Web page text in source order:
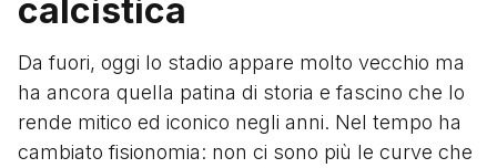
calcistica
Da fuori, oggi lo stadio appare molto vecchio ma
ha ancora quella patina di storia e fascino che lo
rende mitico ed iconico negli anni. Nel tempo ha
cambiato fisionomia: non ci sono più le curve che